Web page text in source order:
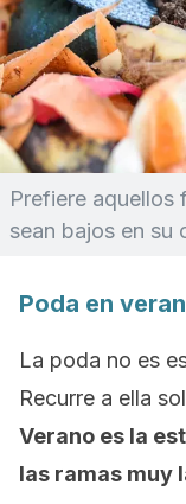
Prefiere aquellos
sean bajos en su
Poda en
La poda no es
Recurre a ella
Verano es la
las ramas muy